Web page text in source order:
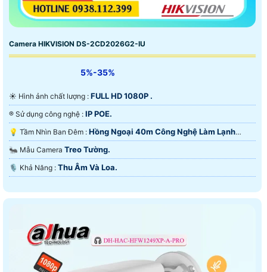
Camera HIKVISION DS-2CD2026G2-IU
5%-35%
☀️ Hình ảnh chất lượng : FULL HD 1080P .
®️ Sử dụng công nghệ : IP POE.
💡 Tầm Nhìn Ban Đêm : Hồng Ngoại 40m Công Nghệ Làm Lạnh
iAUTO-X.
🐜 Mẫu Camera Treo Tường.
️🎙 Khả Năng : Thu Âm Và Loa.